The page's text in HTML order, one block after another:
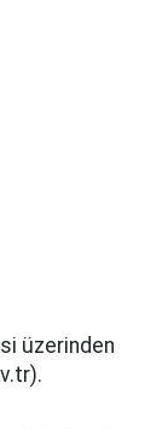
üzerinden